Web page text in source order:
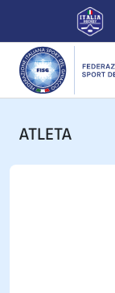
ATLETA